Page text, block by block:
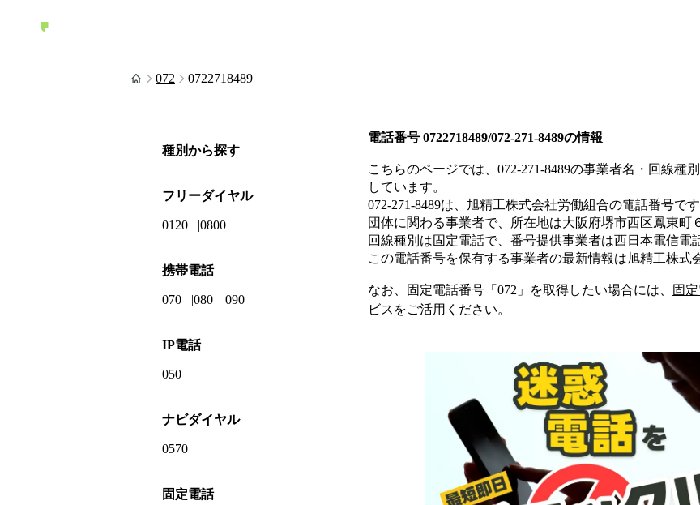
072 0722718489
電話番号 0722718489/072-271-8489の情報
こちらのページでは、 072-271-8489の事業者名・回線種
しています。
072-271-8489は、 旭精工株式会社労働組合の電話番号です
団体に関わる事業者で、所在地は大阪府堺市西区鳳東町
回線種別は固定電話で、番号提供事業者は西日本電信電
この電話番号を保有する事業者の最新情報は旭精工株式
なお、固定電話番号「 072 」を取得したい場合には、 固
ビス をご活用ください。
種別から探す
フリーダイヤル
0120 0800
携帯電話
070 080 090
IP電話
050
ナビダイヤル
0570
固定電話